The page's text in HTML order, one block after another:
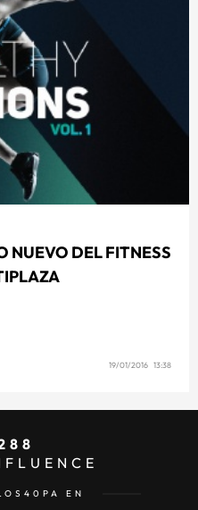
NUEVO DEL FITNESS
19/01/2016 13:38
EN